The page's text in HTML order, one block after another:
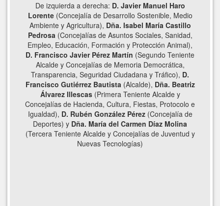
De izquierda a derecha: D. Javier Manuel Haro
Lorente(Concejalía de Desarrollo Sostenible, Medio
Ambiente y Agricultura), Dña. Isabel María Castillo
Pedrosa (Concejalías de Asuntos Sociales, Sanidad,
Empleo, Educación, Formación y Protección Animal),
D. Francisco Javier Pérez Martín (Segundo Teniente
Alcalde y Concejalías de Memoria Democrática,
Transparencia, Seguridad Ciudadana y Tráfico), D.
Francisco Gutiérrez Bautista (Alcalde), Dña. Beatriz
Álvarez Illescas (Primera Teniente Alcalde y
Concejalías de Hacienda, Cultura, Fiestas, Protocolo e
Igualdad), D. Rubén González Pérez (Concejalía de
Deportes) y ​ Dña. María del Carmen Díaz Molina
(Tercera Teniente Alcalde y Concejalías de Juventud y
Nuevas Tecnologías)